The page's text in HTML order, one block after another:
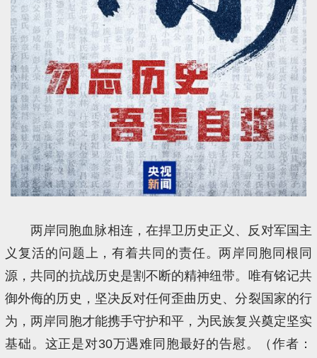
两岸同胞血脉相连，在捍卫历史正义、反对军国主
义复活的问题上，有着共同的责任。两岸同胞同根同
源，共同的抗战历史是割不断的精神纽带。唯有铭记共
御外侮的历史，坚决反对任何歪曲历史、分裂国家的行
为，两岸同胞才能携手守护和平，为民族复兴奠定坚实
基础。这正是对30万遇难同胞最好的告慰。（作者：